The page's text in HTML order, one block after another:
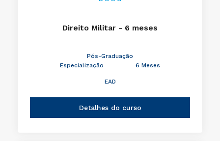
Direito Militar - 6 meses
Pós-Graduação
Especialização
6 Meses
EAD
Detalhes do curso